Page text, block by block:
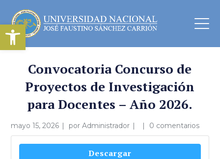
Convocatoria Concurso de
Proyectos de Investigación
para Docentes – Año 2026.
mayo 15, 2026 porAdministrador 0 comentarios
Descargar
Abrir barra de herramientas